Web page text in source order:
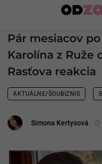
Pár mesiacov
Karolína z Ruže
Rasťova reakcia
AKTUÁLNE/ŠOUBIZNIS
Simona Kertysová